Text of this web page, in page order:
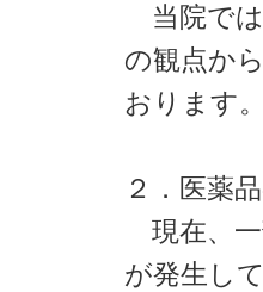
当院では
の観点か
おります
２．医薬
現在、一
が発生し